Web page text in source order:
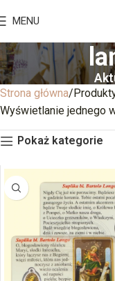
MENU
Strona główna
Wyświetlanie jednego
Pokaż kategorie